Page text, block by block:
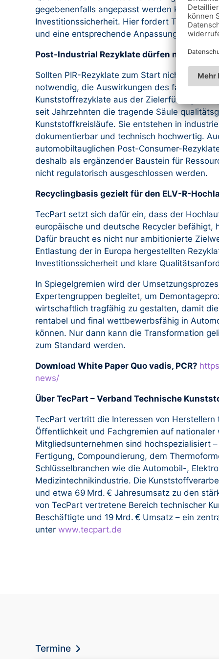
gegebenenfalls angepasst werden können,
Investitionssicherheit. Hier fordert TecPart
und eine entsprechende Anpassung, wenn
Post-Industrial Rezyklate dürfen nicht aus
Sollten PIR-Rezyklate zum Start nicht
notwendig, die Auswirkungen des faktischen
Kunststoffrezyklate aus der Zielerfüllung
seit Jahrzehnten die tragende Säule
Kunststoffkreisläufe. Sie entstehen in
dokumentierbar und technisch hochwertig.
automobiltauglichen Post-Consumer-
deshalb als ergänzender Baustein für
nicht regulatorisch ausgeschlossen werden.
Recyclingbasis gezielt für den ELV-R-
TecPart setzt sich dafür ein, dass der
europäische und deutsche Recycler
Dafür braucht es nicht nur ambitionierte
Entlastung der in Europa hergestellten
Investitionssicherheit und klare
In Spiegelgremien wird der
Expertengruppen begleitet, um
wirtschaftlich tragfähig zu gestalten, damit
rentabel und final wettbewerbsfähig in
können. Nur dann kann die Transformation
zum Standard werden.
Download White Paper Quo vadis, PCR?
news/
Über TecPart – Verband Technische
TecPart vertritt die Interessen von
Öffentlichkeit und Fachgremien auf nationaler
Mitgliedsunternehmen sind hochspezialisiert
Fertigung, Compoundierung, dem
Schlüsselbranchen wie die Automobil-,
Medizintechnikindustrie. Die
und etwa 69 Mrd. € Jahresumsatz zu den
von TecPart vertretene Bereich technischer
Beschäftigte und 19 Mrd. € Umsatz – ein
unter www.tecpart.de
Termine